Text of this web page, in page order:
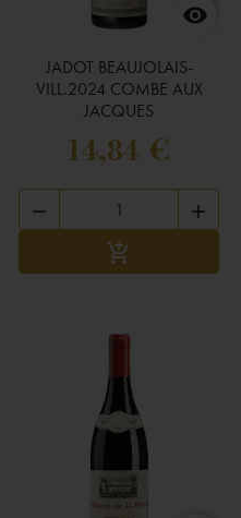

JADOT BEAUJOLAIS-
VILL.2024 COMBE AUX
JACQUES
14,84 €
 
